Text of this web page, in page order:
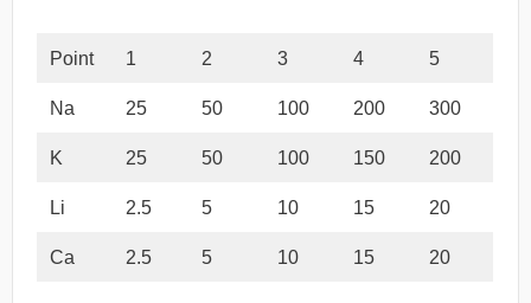
Point 1 2 3 4 5
Na 25 50 100 200 300
K 25 50 100 150 200
Li 2.5 5 10 15 20
Ca 2.5 5 10 15 20